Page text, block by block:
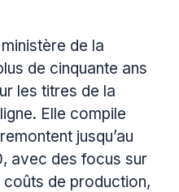
de la
de cinquante ans
les titres de la
Elle compile
jusqu’au
avec des focus sur
coûts de production,